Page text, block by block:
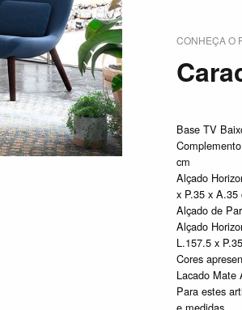
CONHEÇA O
Base TV
cm
Alçado
x P.35 x A.35
Alçado de
Alçado
L.157.5 x
Cores
Lacado Mate
Para estes